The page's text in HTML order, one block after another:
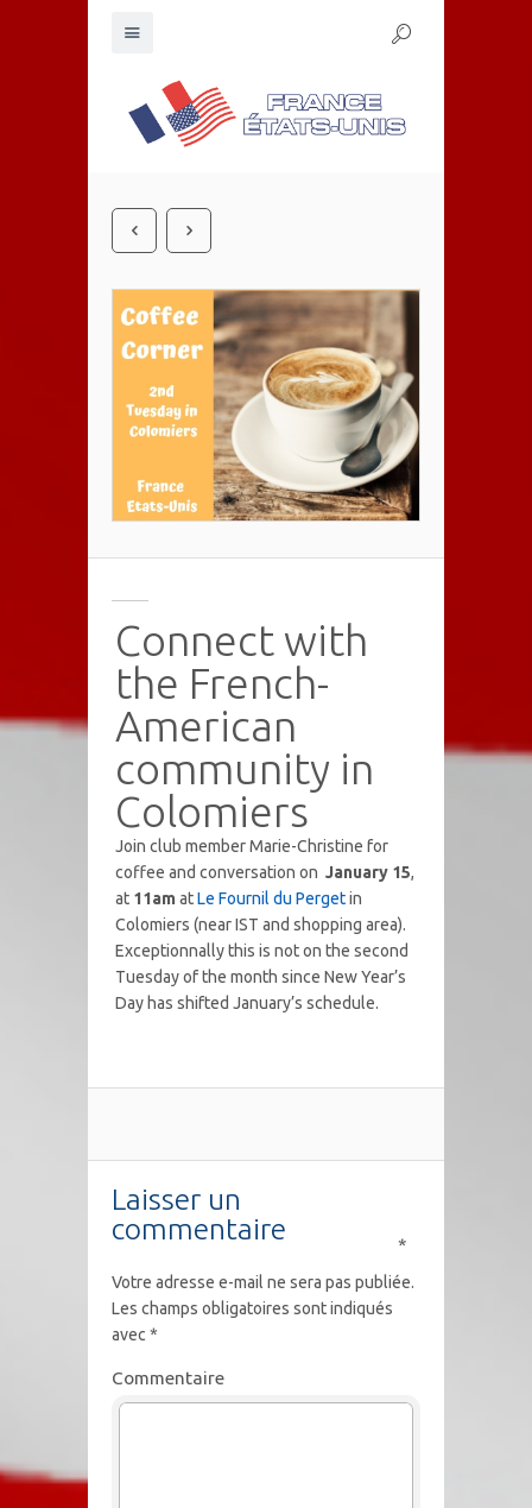
Connect with
the French-
American
community in
Colomiers
Join club member Marie-Christine for
coffee and conversation on January 15,
at 11am atLe Fournil du Pergetin
Colomiers (near IST and shopping area).
Exceptionnally this is not on the second
Tuesday of the month since New Year’s
Day has shifted January’s schedule.
Laisser un
commentaire
Votre adresse e-mail ne sera pas publiée.
Les champs obligatoires sont indiqués
avec *
Commentaire
*